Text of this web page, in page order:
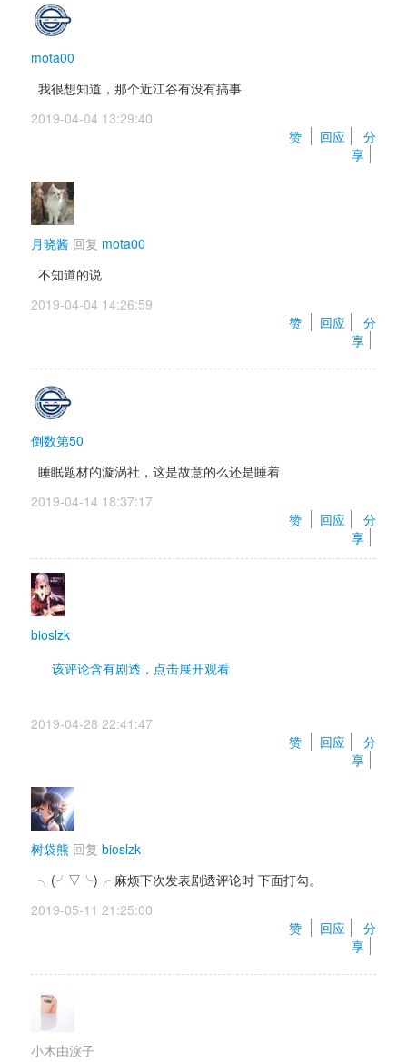
mota00
我很想知道，那个近江谷有没有搞事
2019-04-04 13:29:40
赞
回应
分
享
月晓酱 回复 mota00
不知道的说
2019-04-04 14:26:59
赞
回应
分
享
倒数第50
睡眠题材的漩涡社，这是故意的么还是睡着
2019-04-14 18:37:17
赞
回应
分
享
bioslzk
该评论含有剧透，点击展开观看
比较到位，不像某些作品会比较欠，但还是白毛最漂
亮，男主是恶梦拨除师，其实是天使是的人偶，唯一
angle best一样，两人回到现实后，没有了下文，少少
都给我来一次H嘛。
2019-04-28 22:41:47
赞
回应
分
享
树袋熊 回复 bioslzk
╮(╯▽╰)╭ 麻烦下次发表剧透评论时 下面打勾。
2019-05-11 21:25:00
赞
回应
分
享
小木由淚子